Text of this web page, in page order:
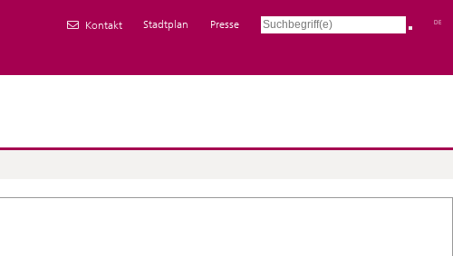
Kontakt Stadtplan Presse DE